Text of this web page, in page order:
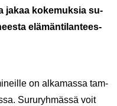
jakaa ko­ke­muk­sia su­
elä­män­ti­lan­tees­
on al­ka­mas­sa tam­
Su­ru­ryh­mäs­sä voit